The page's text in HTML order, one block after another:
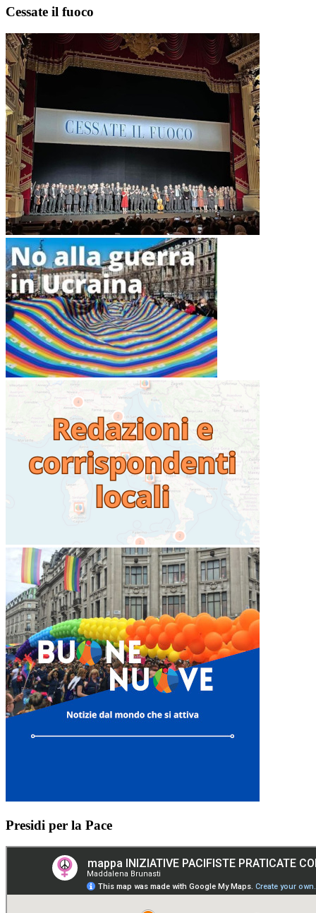
Cessate il fuoco
Presidi per la Pace